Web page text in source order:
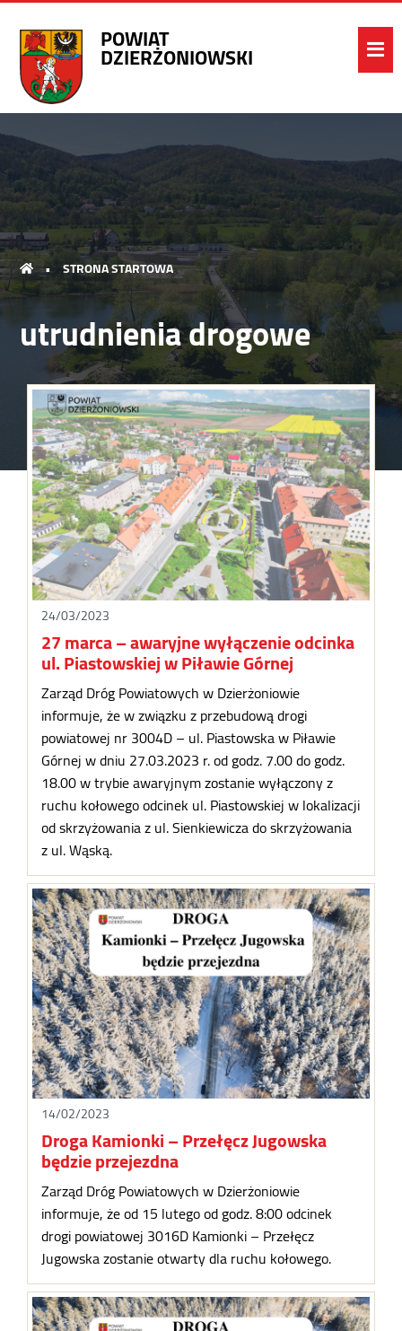
POWIAT
DZIERŻONIOWSKI
• STRONA STARTOWA
utrudnienia drogowe
24/03/2023
27 marca – awaryjne wyłączenie odcinka
ul. Piastowskiej w Piławie Górnej
Zarząd Dróg Powiatowych w Dzierżoniowie
informuje, że w związku z przebudową drogi
powiatowej nr 3004D – ul. Piastowska w Piławie
Górnej w dniu 27.03.2023 r. od godz. 7.00 do godz.
18.00 w trybie awaryjnym zostanie wyłączony z
ruchu kołowego odcinek ul. Piastowskiej w lokalizacji
od skrzyżowania z ul. Sienkiewicza do skrzyżowania
z ul. Wąską.
14/02/2023
Droga Kamionki – Przełęcz Jugowska
będzie przejezdna
Zarząd Dróg Powiatowych w Dzierżoniowie
informuje, że od 15 lutego od godz. 8:00 odcinek
drogi powiatowej 3016D Kamionki – Przełęcz
Jugowska zostanie otwarty dla ruchu kołowego.